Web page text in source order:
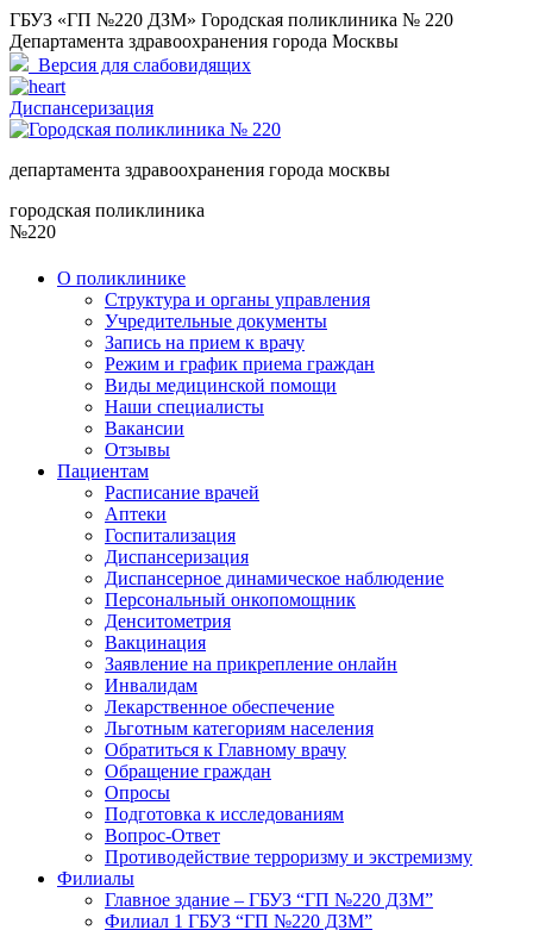
ГБУЗ «ГП №220 ДЗМ» Городская поликлиника № 220
Департамента здравоохранения города Москвы
Версия для слабовидящих
Диспансеризация
департамента здравоохранения города москвы
городская поликлиника
№220
О поликлинике
Структура и органы управления
Учредительные документы
Запись на прием к врачу
Режим и график приема граждан
Виды медицинской помощи
Наши специалисты
Вакансии
Отзывы
Пациентам
Расписание врачей
Аптеки
Госпитализация
Диспансеризация
Диспансерное динамическое наблюдение
Персональный онкопомощник
Денситометрия
Вакцинация
Заявление на прикрепление онлайн
Инвалидам
Лекарственное обеспечение
Льготным категориям населения
Обратиться к Главному врачу
Обращение граждан
Опросы
Подготовка к исследованиям
Вопрос-Ответ
Противодействие терроризму и экстремизму
Филиалы
Главное здание – ГБУЗ “ГП №220 ДЗМ”
Филиал 1 ГБУЗ “ГП №220 ДЗМ”